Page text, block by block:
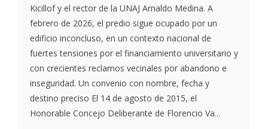
Kicillof y el rector de la UNAJ Arnaldo Medina. A
febrero de 2026, el predio sigue ocupado por un
edificio inconcluso, en un contexto nacional de
fuertes tensiones por el financiamiento universitario y
con crecientes reclamos vecinales por abandono e
inseguridad. Un convenio con nombre, fecha y
destino preciso El 14 de agosto de 2015, el
Honorable Concejo Deliberante de Florencio Va...